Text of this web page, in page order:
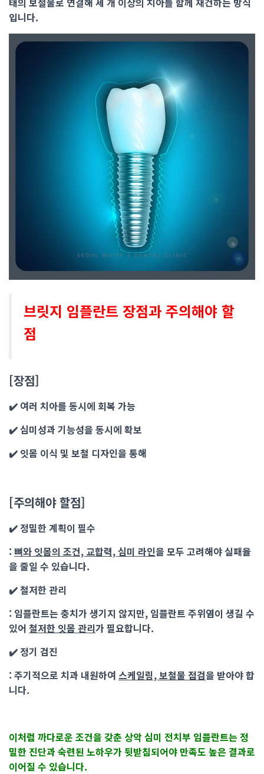
입니다.
브릿지 임플란트 장점과 주의해야 할
점
[장점]
✔️ 여러 치아를 동시에 회복 가능
✔️심미성과 기능성을 동시에 확보
✔️ 잇몸 이식 및 보철 디자인을 통해
[주의해야 할점]
✔️ 정밀한 계획이 필수
: 뼈와 잇몸의 조건, 교합력, 심미 라인을 모두 고려해야 실패율
을 줄일 수 있습니다.
✔️철저한 관리
: 임플란트는 충치가 생기지 않지만, 임플란트 주위염이 생길 수
있어 철저한 잇몸 관리가 필요합니다.
✔️ 정기 검진
: 주기적으로 치과 내원하여 스케일링, 보철물 점검을 받아야 합
니다.
이처럼 까다로운 조건을 갖춘 상악 심미 전치부 임플란트는 정
밀한 진단과 숙련된 노하우가 뒷받침되어야 만족도 높은 결과로
이어질 수 있습니다.